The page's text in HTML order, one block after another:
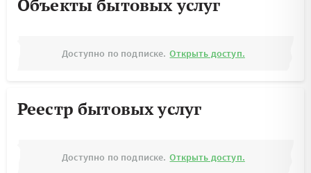
Объекты бытовых услуг
Доступно по подписке. Открыть доступ.
Реестр бытовых услуг
Доступно по подписке. Открыть доступ.